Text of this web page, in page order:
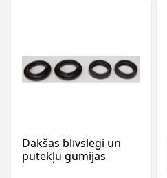
Dakšas blīvslēgi un
putekļu gumijas